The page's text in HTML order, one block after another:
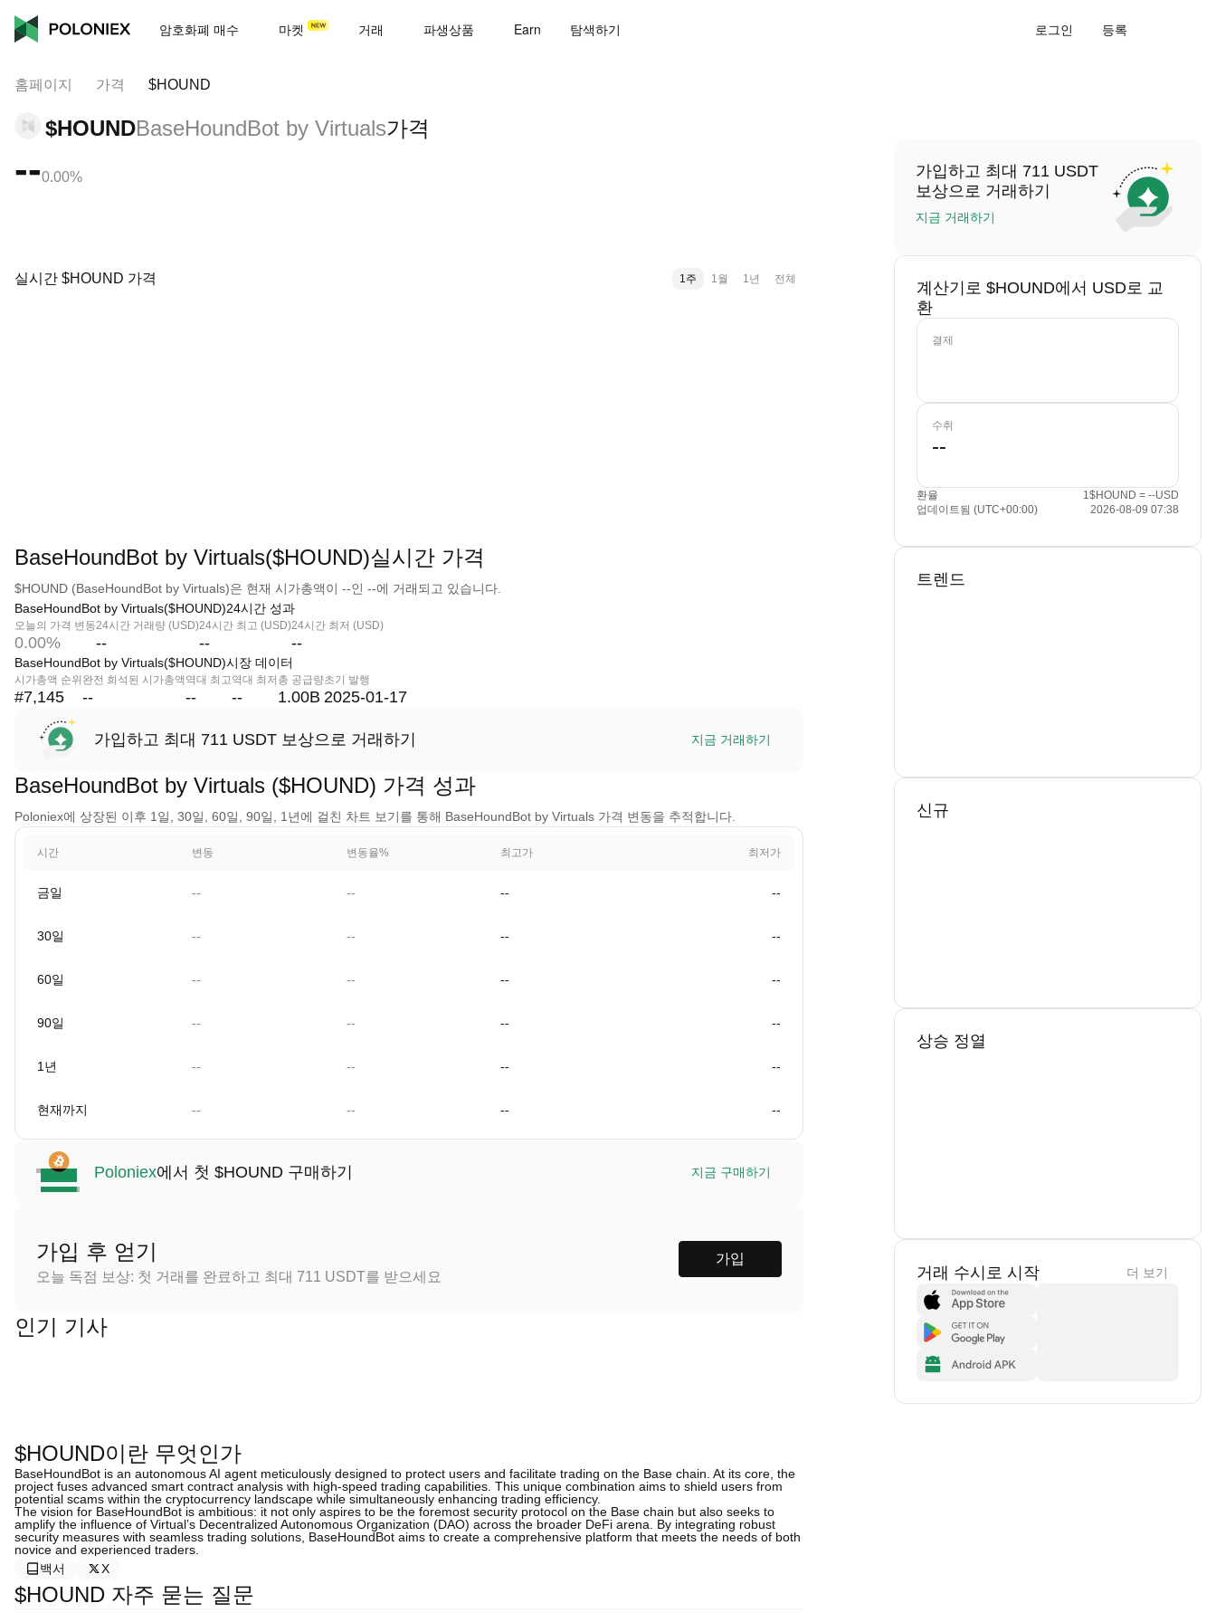
암호화폐 매수 마켓 거래 파생상품 Earn 탐색하기 로그인 등록
홈페이지 가격 $HOUND
$HOUNDBaseHoundBot by Virtuals가격
--0.00%
실시간 $HOUND 가격 1주 1월 1년 전체
BaseHoundBot by Virtuals($HOUND)실시간 가격
$HOUND (BaseHoundBot by Virtuals)은 현재 시가총액이 --인 --에 거래되고 있습니다.
BaseHoundBot by Virtuals($HOUND)24시간 성과
오늘의 가격 변동
0.00%
24시간 거래량 (USD)
--
24시간 최고 (USD)
--
24시간 최저 (USD)
--
BaseHoundBot by Virtuals($HOUND)시장 데이터
시가총액 순위
#7,145
완전 희석된 시가총액
--
역대 최고
--
역대 최저
--
총 공급량
1.00B
초기 발행
2025-01-17
가입하고 최대 711 USDT 보상으로 거래하기 지금 거래하기
BaseHoundBot by Virtuals ($HOUND) 가격 성과
Poloniex에 상장된 이후 1일, 30일, 60일, 90일, 1년에 걸친 차트 보기를 통해 BaseHoundBot by Virtuals 가격 변동을 추적합니다.
시간 변동 변동율% 최고가 최저가
금일 -- -- -- --
30일 -- -- -- --
60일 -- -- -- --
90일 -- -- -- --
1년 -- -- -- --
현재까지 -- -- -- --
Poloniex에서 첫 $HOUND 구매하기 지금 구매하기
가입 후 얻기
오늘 독점 보상: 첫 거래를 완료하고 최대 711 USDT를 받으세요
가입
인기 기사
$HOUND이란 무엇인가
BaseHoundBot is an autonomous AI agent meticulously designed to protect users and facilitate trading on the Base chain. At its core, the
project fuses advanced smart contract analysis with high-speed trading capabilities. This unique combination aims to shield users from
potential scams within the cryptocurrency landscape while simultaneously enhancing trading efficiency.
The vision for BaseHoundBot is ambitious: it not only aspires to be the foremost security protocol on the Base chain but also seeks to
amplify the influence of Virtual’s Decentralized Autonomous Organization (DAO) across the broader DeFi arena. By integrating robust
security measures with seamless trading solutions, BaseHoundBot aims to create a comprehensive platform that meets the needs of both
novice and experienced traders.
백서
X
$HOUND 자주 묻는 질문
가입하고 최대 711 USDT
보상으로 거래하기
지금 거래하기
계산기로 $HOUND에서 USD로 교
환
결제
수취
환율
1$HOUND = --USD
업데이트됨 (UTC+00:00)
2026-08-09 07:38
트렌드
신규
상승 정열
거래 수시로 시작 더 보기